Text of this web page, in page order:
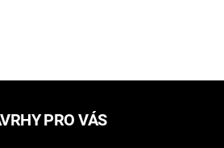
PRO VÁS